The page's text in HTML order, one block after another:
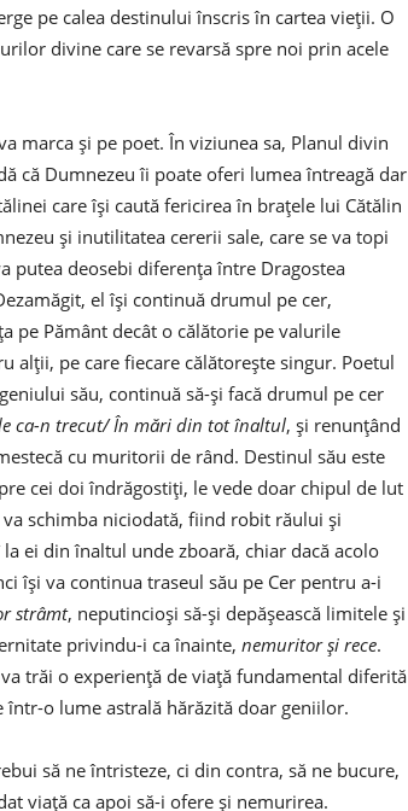
pe calea destinului înscris în cartea vieții. O
divine care se revarsă spre noi prin acele
marca și pe poet. În viziunea sa, Planul divin
că Dumnezeu îi poate oferi lumea întreagă dar
care își caută fericirea în brațele lui Cătălin
și inutilitatea cererii sale, care se va topi
putea deosebi diferența între Dragostea
el își continuă drumul pe cer,
pe Pământ decât o călătorie pe valurile
pe care fiecare călătorește singur. Poetul
său, continuă să-și facă drumul pe cer
ca-n trecut/ În mări din tot înaltul, și renunțând
cu muritorii de rând. Destinul său este
cei doi îndrăgostiți, le vede doar chipul de lut
schimba niciodată, fiind robit răului și
ei din înaltul unde zboară, chiar dacă acolo
își va continua traseul său pe Cer pentru a-i
strâmt, neputincioși să-și depășească limitele și
privindu-i ca înainte, nemuritor și rece.
trăi o experiență de viață fundamental diferită
o lume astrală hărăzită doar geniilor.
să ne întristeze, ci din contra, să ne bucure,
viață ca apoi să-i ofere și nemurirea.